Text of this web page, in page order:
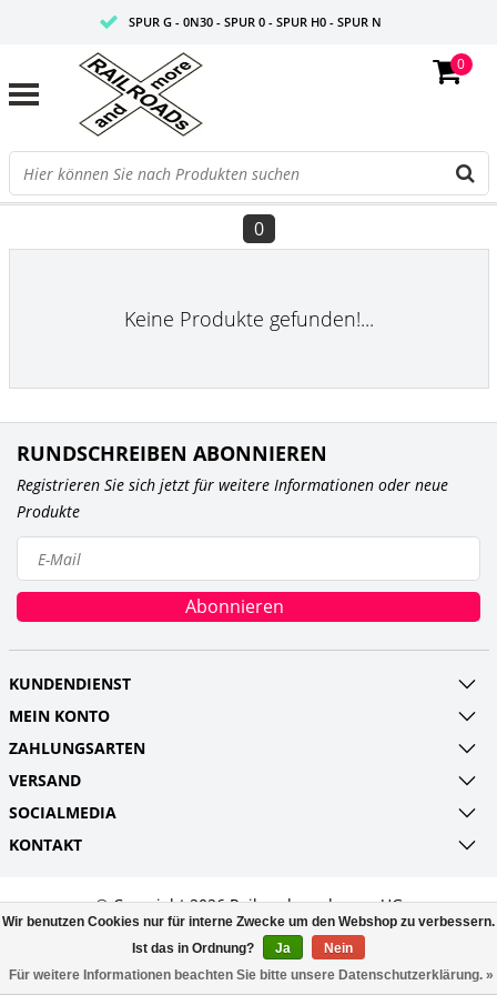
SPUR G - 0N30 - SPUR 0 - SPUR H0 - SPUR N
0
FILTER
0
Keine Produkte gefunden!...
RUNDSCHREIBEN ABONNIEREN
Registrieren Sie sich jetzt für weitere Informationen oder neue
Produkte
Abonnieren
KUNDENDIENST
MEIN KONTO
ZAHLUNGSARTEN
VERSAND
SOCIALMEDIA
KONTAKT
© Copyright 2026 Railroads and more UG
(haftungsbeschränkt) Powered byLightspeed
All rights reserved byInStijl Media
Wir benutzen Cookies nur für interne Zwecke um den Webshop zu verbessern.
Ist das in Ordnung?
Ja
Nein
Für weitere Informationen beachten Sie bitte unsere Datenschutzerklärung. »